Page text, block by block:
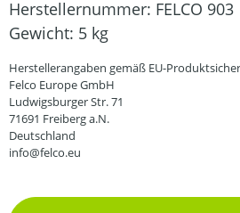
Herstellernummer: FELCO 903
Gewicht: 5 kg
Herstellerangaben gemäß EU-
Felco Europe GmbH
Ludwigsburger Str. 71
71691 Freiberg a.N.
Deutschland
info@felco.eu